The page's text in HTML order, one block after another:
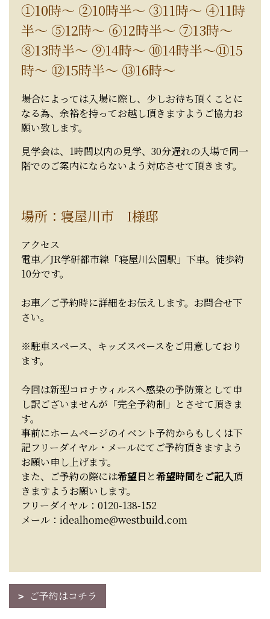
①10時～ ②10時半～ ③11時～ ④11時
半～ ⑤12時～ ⑥12時半～ ⑦13時～
⑧13時半～ ⑨14時～ ⑩14時半～⑪15
時～ ⑫15時半～ ⑬16時～
場合によっては入場に際し、少しお待ち頂くことに
なる為、余裕を持ってお越し頂きますようご協力お
願い致します。
見学会は、1時間以内の見学、30分遅れの入場で同一
階でのご案内にならないよう対応させて頂きます。
場所：寝屋川市 I様邸
アクセス
電車／JR学研都市線「寝屋川公園駅」下車。徒歩約
10分です。
お車／ご予約時に詳細をお伝えします。お問合せ下
さい。
※駐車スペース、キッズスペースをご用意しており
ます。
今回は新型コロナウィルスへ感染の予防策として申
し訳ございませんが「完全予約制」とさせて頂きま
す。
事前にホームページのイベント予約からもしくは下
記フリーダイヤル・メールにてご予約頂きますよう
お願い申し上げます。
また、ご予約の際には希望日と希望時間をご記入頂
きますようお願いします。
フリーダイヤル：0120-138-152
メール：idealhome@westbuild.com
ご予約はコチラ